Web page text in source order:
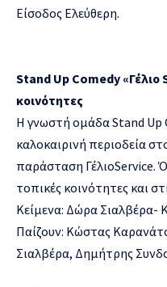
Είσοδος Ελεύθερη.
Stand Up Comedy «Γέλιο
κοινότητες
Η γνωστή ομάδα Stand
καλοκαιρινή περιοδεία
παράσταση ΓέλιοService.
τοπικές κοινότητες και
Κείμενα: Δώρα Σιαλβέρα-
Παίζουν: Κώστας
Σιαλβέρα, Δημήτρης